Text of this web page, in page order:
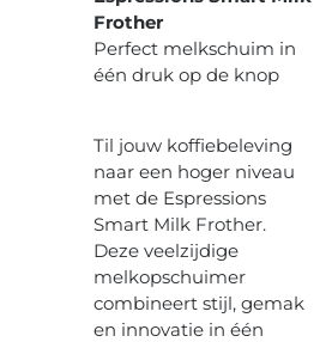
Frother
Perfect melkschuim in
één druk op de knop
Til jouw koffiebeleving
naar een hoger niveau
met de Espressions
Smart Milk Frother.
Deze veelzijdige
melkopschuimer
combineert stijl, gemak
en innovatie in één